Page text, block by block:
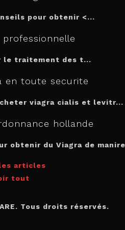
pour obtenir <...
le traitement des t...
en toute securite
viagra cialis et levitr...
hollande
obtenir du Viagra de
articles
tout
Tous droits réservés.